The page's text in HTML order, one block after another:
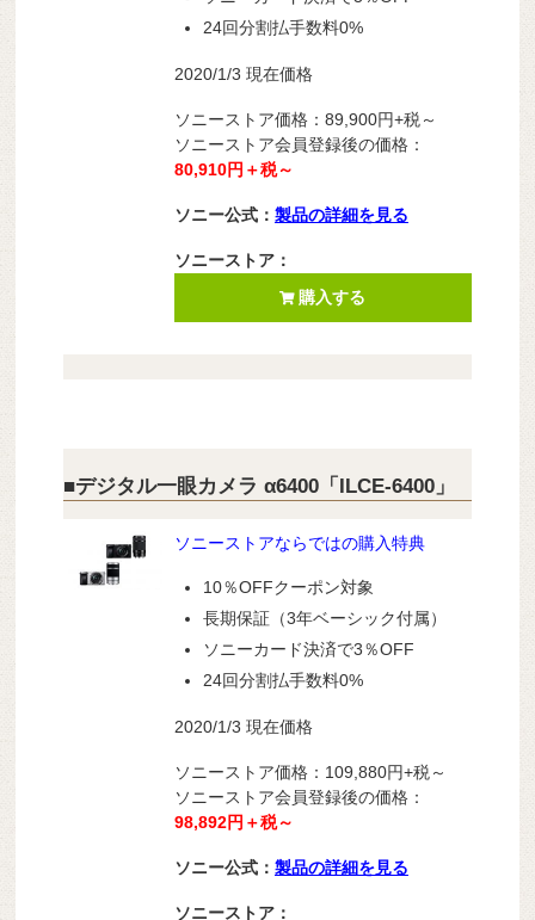
24回分割払手数料0%
2020/1/3 現在価格
ソニーストア価格：89,900円+税～
ソニーストア会員登録後の価格：
80,910円＋税～
ソニー公式： 製品の詳細を見る
ソニーストア：
購入する
■デジタル一眼カメラ α6400「ILCE-6400」
ソニーストアならではの購入特典
10％OFFクーポン対象
長期保証（3年ベーシック付属）
ソニーカード決済で3％OFF
24回分割払手数料0%
2020/1/3 現在価格
ソニーストア価格：109,880円+税～
ソニーストア会員登録後の価格：
98,892円＋税～
ソニー公式： 製品の詳細を見る
ソニーストア：